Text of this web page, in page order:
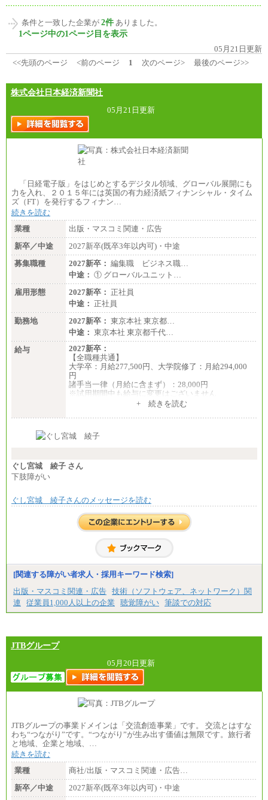
条件と一致した企業が 2件 ありました。
1ページ中の1ページ目を表示
05月21日更新
<<先頭のページ
<前のページ 1 次のページ> 最後のページ>>
株式会社日本経済新聞社
05月21日更新
「日経電子版」をはじめとするデジタル領域、グローバル展開にも
力を入れ、２０１５年には英国の有力経済紙フィナンシャル・タイム
ズ（FT）を発行するフィナン…
続きを読む
業種
出版・マスコミ関連・広告
新卒／中途
2027新卒(既卒3年以内可)・中途
募集職種
2027新卒： 編集職 ビジネス職…
中途： ① グローバルユニット…
雇用形態
2027新卒： 正社員
中途： 正社員
勤務地
2027新卒： 東京本社 東京都…
中途： 東京本社 東京都千代…
給与
2027新卒：
【全職種共通】
大学卒：月給277,500円、大学院修了：月給294,000
円
諸手当一律（月給に含まず）：28,000円
※試用期間中も給与に変更はございません
月給370,000円～
ます。
の各種手当を含む金額です）
+ 続きを読む
ぐし宮城 綾子 さん
下肢障がい
ぐし宮城 綾子さんのメッセージを読む
[関連する障がい者求人・採用キーワード検索]
出版・マスコミ関連・広告 技術（ソフトウェア、ネットワーク）関
連
従業員1,000人以上の企業 聴覚障がい 筆談での対応
JTBグループ
05月20日更新
JTBグループの事業ドメインは「交流創造事業」です。 交流とはすな
わち“つながり”です。“つながり”が生み出す価値は無限です。旅行者
と地域、企業と地域、…
続きを読む
業種
商社/出版・マスコミ関連・広告…
新卒／中途
2027新卒(既卒3年以内可)・中途